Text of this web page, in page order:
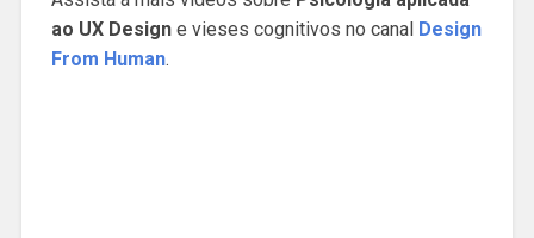
ao UX Designe vieses cognitivos no canal Design
From Human.